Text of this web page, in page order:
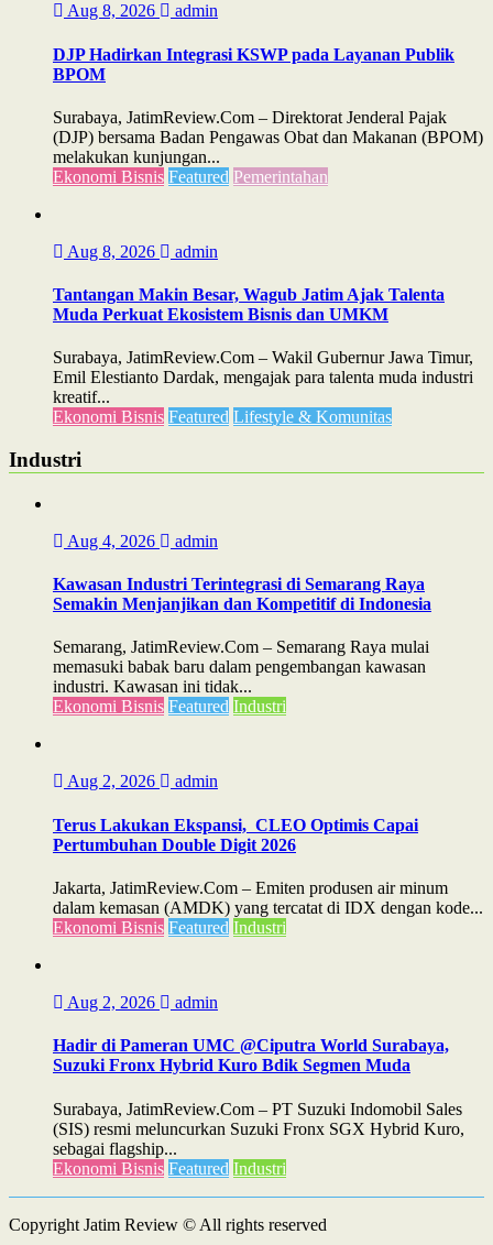
Aug 8, 2026 admin
DJP Hadirkan Integrasi KSWP pada Layanan Publik
BPOM
Surabaya, JatimReview.Com – Direktorat Jenderal Pajak
(DJP) bersama Badan Pengawas Obat dan Makanan (BPOM)
melakukan kunjungan...
Ekonomi Bisnis Featured Pemerintahan
Aug 8, 2026 admin
Tantangan Makin Besar, Wagub Jatim Ajak Talenta
Muda Perkuat Ekosistem Bisnis dan UMKM
Surabaya, JatimReview.Com – Wakil Gubernur Jawa Timur,
Emil Elestianto Dardak, mengajak para talenta muda industri
kreatif...
Ekonomi Bisnis Featured Lifestyle & Komunitas
Industri
Aug 4, 2026 admin
Kawasan Industri Terintegrasi di Semarang Raya
Semakin Menjanjikan dan Kompetitif di Indonesia
Semarang, JatimReview.Com – Semarang Raya mulai
memasuki babak baru dalam pengembangan kawasan
industri. Kawasan ini tidak...
Ekonomi Bisnis Featured Industri
Aug 2, 2026 admin
Terus Lakukan Ekspansi, CLEO Optimis Capai
Pertumbuhan Double Digit 2026
Jakarta, JatimReview.Com – Emiten produsen air minum
dalam kemasan (AMDK) yang tercatat di IDX dengan kode...
Ekonomi Bisnis Featured Industri
Aug 2, 2026 admin
Hadir di Pameran UMC @Ciputra World Surabaya,
Suzuki Fronx Hybrid Kuro Bdik Segmen Muda
Surabaya, JatimReview.Com – PT Suzuki Indomobil Sales
(SIS) resmi meluncurkan Suzuki Fronx SGX Hybrid Kuro,
sebagai flagship...
Ekonomi Bisnis Featured Industri
Copyright Jatim Review © All rights reserved